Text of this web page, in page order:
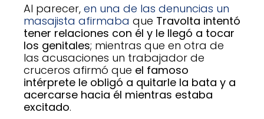
Al parecer, en una de las denuncias un
masajista afirmaba que Travolta intentó
tener relaciones con él y le llegó a tocar
los genitales; mientras que en otra de
las acusaciones un trabajador de
cruceros afirmó que el famoso
intérprete le obligó a quitarle la bata y a
acercarse hacia él mientras estaba
excitado.